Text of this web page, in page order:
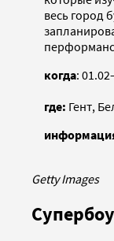
весь город
когда:
где: Гент,
Getty Images